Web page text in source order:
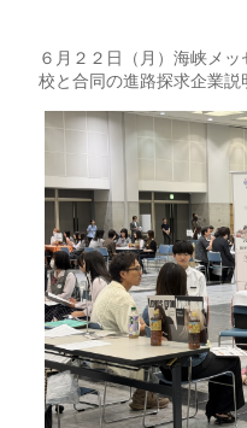
６月２２日（月）海峡メ
校と合同の進路探求企業説